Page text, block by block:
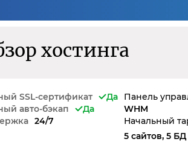
хостинга
SSL-сертификат
Да
авто-бэкап
Да
24/7
Панель
WHM
Начальный
5 сайтов, 5 БД